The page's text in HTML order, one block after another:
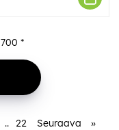
700 *
.. 22 Seuraava »